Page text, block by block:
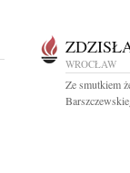
WROCŁAW
Ze smutkiem